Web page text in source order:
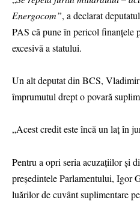
Energocom”, a declarat
PAS că pune în pericol finanțele
excesivă a statului.
Un alt deputat din BCS,
împrumutul drept o povară
„Acest credit este încă un laț în
Pentru a opri seria acuzațiilor și
președintele Parlamentului, Igor
luărilor de cuvânt suplimentare